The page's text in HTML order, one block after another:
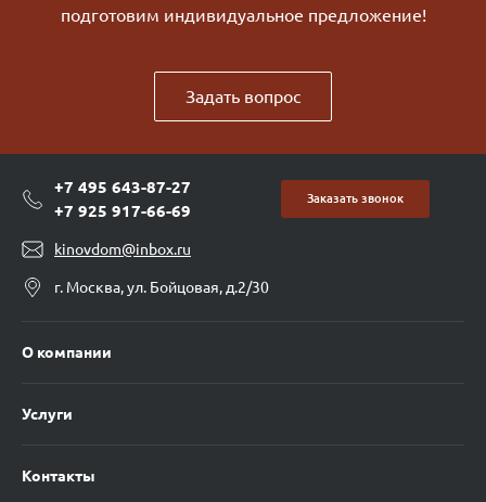
подготовим индивидуальное предложение!
Задать вопрос
+7 495 643-87-27
+7 925 917-66-69
Заказать звонок
kinovdom@inbox.ru
г. Москва, ул. Бойцовая, д.2/30
О компании
Услуги
Контакты